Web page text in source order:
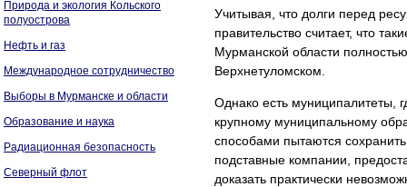
Природа и экология Кольского
полуострова
Нефть и газ
Международное сотрудничество
Выборы в Мурманске и области
Образование и наука
Радиационная безопасность
Северный флот
Учитывая, что долги перед
правительство считает, что
Мурманской области
Верхнетуломском.
Однако есть муниципалитеты,
крупному муниципальному
способами пытаются
подставные компании,
доказать практически